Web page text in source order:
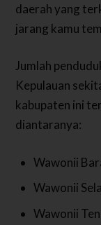
daerah yang
jarang kamu
Jumlah
Kepulauan
kabupaten ini
diantaranya:
Wawonii
Wawonii
Wawonii